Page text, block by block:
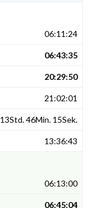
06:11:24
06:43:35
20:29:50
21:02:01
13Std. 46Min. 15Sek.
13:36:43
06:13:00
06:45:04